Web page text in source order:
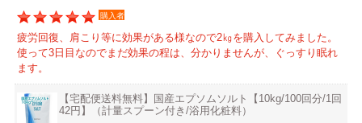
購入者
疲労回復、肩こり等に効果がある様なので2㎏を購入してみました。
使って3日目なのでまだ効果の程は、分かりませんが、ぐっすり眠れ
ます。
【宅配便送料無料】国産エプソムソルト【10kg/100回分/1回
42円】（計量スプーン付き/浴用化粧料）